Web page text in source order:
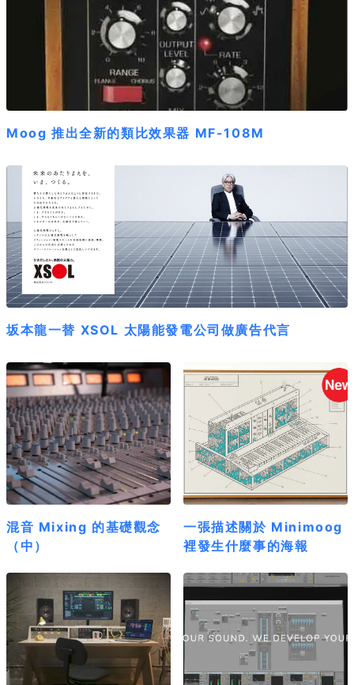
Moog 推出全新的類比效果器 MF-108M
坂本龍一替 XSOL 太陽能發電公司做廣告代言
混音 Mixing 的基礎觀念
（中）
一張描述關於 Minimoog
裡發生什麼事的海報